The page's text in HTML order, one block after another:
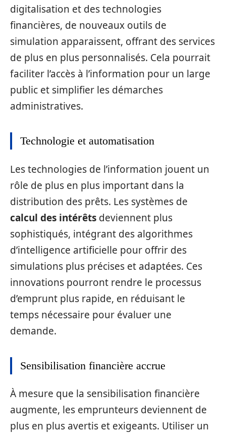
digitalisation et des technologies
financières, de nouveaux outils de
simulation apparaissent, offrant des services
de plus en plus personnalisés. Cela pourrait
faciliter l’accès à l’information pour un large
public et simplifier les démarches
administratives.
Technologie et automatisation
Les technologies de l’information jouent un
rôle de plus en plus important dans la
distribution des prêts. Les systèmes de
calcul des intérêts deviennent plus
sophistiqués, intégrant des algorithmes
d’intelligence artificielle pour offrir des
simulations plus précises et adaptées. Ces
innovations pourront rendre le processus
d’emprunt plus rapide, en réduisant le
temps nécessaire pour évaluer une
demande.
Sensibilisation financière accrue
À mesure que la sensibilisation financière
augmente, les emprunteurs deviennent de
plus en plus avertis et exigeants. Utiliser un